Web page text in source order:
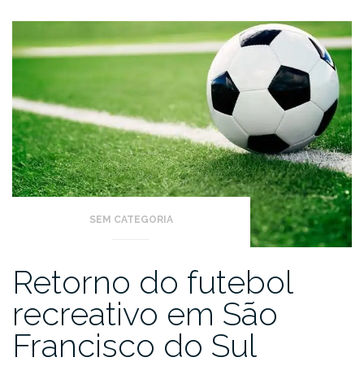
SEM CATEGORIA
Retorno do futebol
recreativo em São
Francisco do Sul